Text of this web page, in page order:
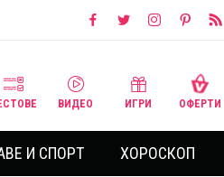
ВИДЕО ИГРИ ОФЕРТИ
И СПОРТ ХОРОСКОП